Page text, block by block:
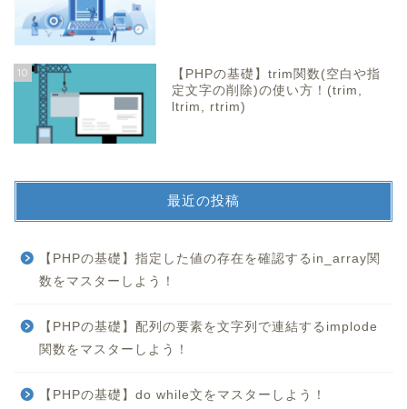
10
【PHPの基礎】trim関数(空白や指
定文字の削除)の使い方！(trim,
ltrim, rtrim)
最近の投稿
【PHPの基礎】指定した値の存在を確認するin_array関
数をマスターしよう！
【PHPの基礎】配列の要素を文字列で連結するimplode
関数をマスターしよう！
【PHPの基礎】do while文をマスターしよう！